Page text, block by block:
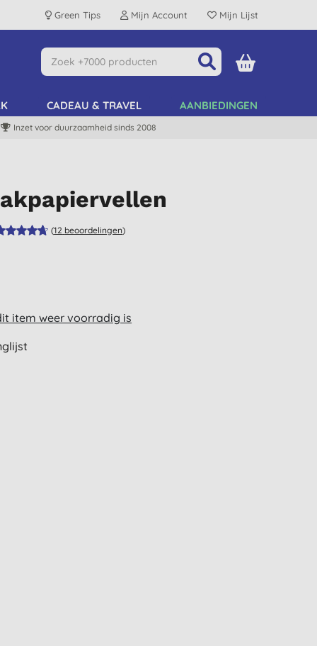
Green Tips Mijn Account Mijn Lijst
CADEAU & TRAVEL AANBIEDINGEN
Inzet voor duurzaamheid sinds 2008
(12 beoordelingen)
item weer voorradig is